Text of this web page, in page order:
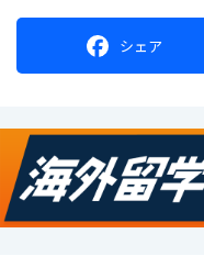
シェア